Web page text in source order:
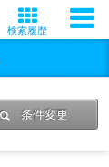
検索履歴
条件変更